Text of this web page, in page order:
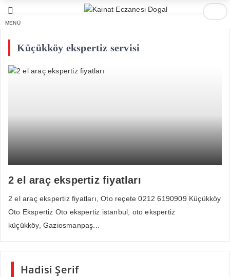
MENÜ
Küçükköy ekspertiz servisi
2 el araç ekspertiz fiyatları
2 el araç ekspertiz fiyatları, Oto reçete 0212 6190909 Küçükköy
Oto Ekspertiz Oto ekspertiz istanbul, oto ekspertiz
küçükköy, Gaziosmanpaş...
Hadisi Şerif